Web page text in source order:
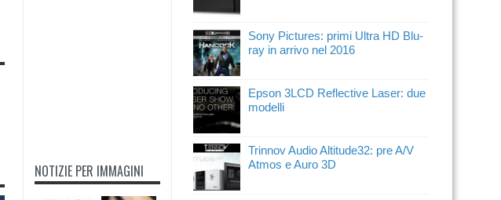
NOTIZIE PER IMMAGINI
Sony Pictures: primi Ultra HD Blu-
ray in arrivo nel 2016
Epson 3LCD Reflective Laser: due
modelli
Trinnov Audio Altitude32: pre A/V
Atmos e Auro 3D